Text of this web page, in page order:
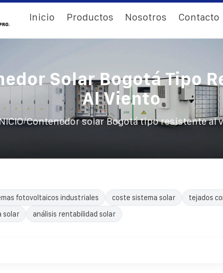
Inicio Productos Nosotros Contacto
Solar Bogotá Tipo
Al Viento
/Contenedor solar Bogotá tipo resistente al
fotovoltaicos industriales coste sistema solar
tejados
solar
análisis rentabilidad solar